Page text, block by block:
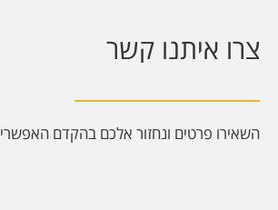
צרו איתנו קשר
השאירו פרטים ונחזור אלכם בהקדם האפשרי